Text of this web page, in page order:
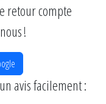
retour compte
!
avis facilement :